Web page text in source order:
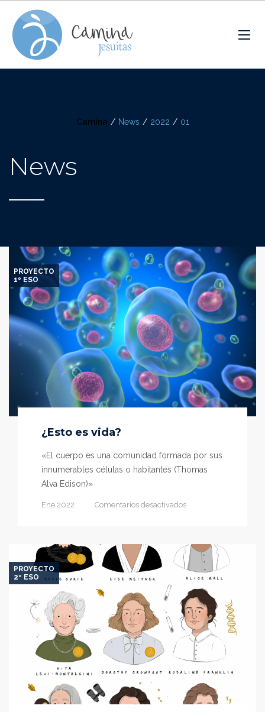
Camina / News / 2022 / 01
News
PROYECTO
1º ESO
¿Esto es vida?
«El cuerpo es una comunidad formada por sus
innumerables células o habitantes (Thomas
Alva Edison)»
Ene 2022 Comentarios desactivadosen
PROYECTO
2º ESO